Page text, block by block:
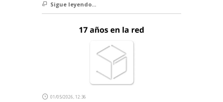
Sigue leyendo...
01/05/2026, 12:36